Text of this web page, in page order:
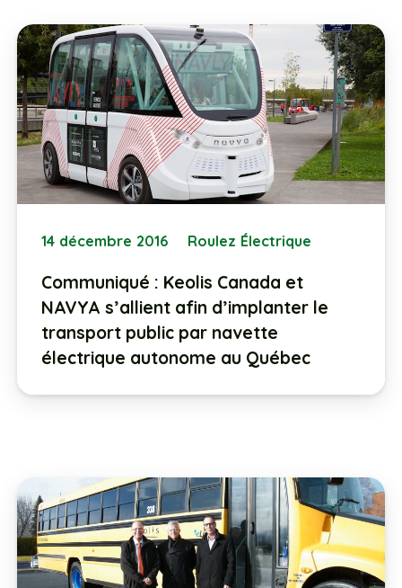
14 décembre 2016 Roulez Électrique
Communiqué : Keolis Canada et
NAVYA s’allient afin d’implanter le
transport public par navette
électrique autonome au Québec